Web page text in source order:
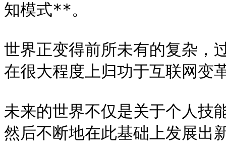
知模式**。
世界正变得前所未有的复杂，
在很大程度上归功于互联网变
未来的世界不仅是关于个人技
然后不断地在此基础上发展出